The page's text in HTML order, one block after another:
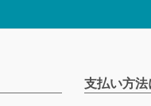
支払い方法